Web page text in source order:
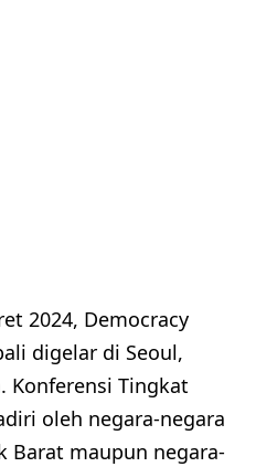
2024, Democracy
digelar di Seoul,
Konferensi Tingkat
oleh negara-negara
Barat maupun negara-